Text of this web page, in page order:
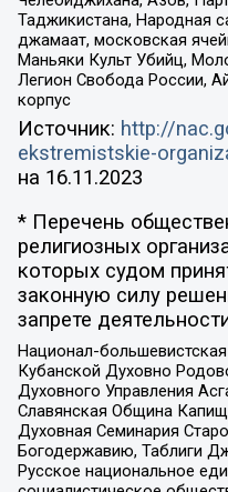
Таджикистана, Народная
джамаат, московская
Маньяки Культ Убийц,
Легион Свобода России,
корпус
Источник: http://
ekstremistskie-
на 16.11.2023
* Перечень
религиозных
которых судом
законную силу
запрете
Национал-
Кубанской Духовно
Духовного Управления
Славянская Община
Духовная Семинария
Богодержавию, Таблиги
Русское национальное